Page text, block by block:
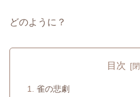
どのように？
目次
雀の悲劇